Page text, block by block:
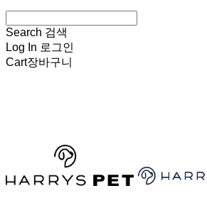
Search 검색
Log In 로그인
Cart장바구니